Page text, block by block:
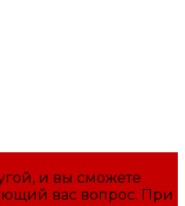
и вы сможете
вас вопрос. При